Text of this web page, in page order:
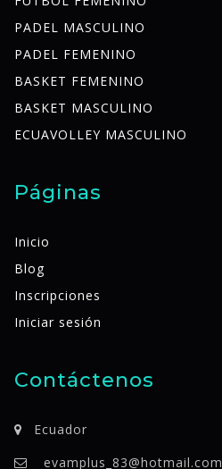
PADEL MASCULINO
PADEL FEMENINO
BASKET FEMENINO
BASKET MASCULINO
ECUAVOLLEY MASCULINO
Páginas
Inicio
Blog
Inscripciones
Iniciar sesión
Contáctenos
Ecuador
evamplus_83@hotmail.com